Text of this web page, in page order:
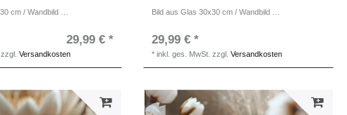
29,99 € *
zzgl.Versandkosten
29,99 € *
*inkl. ges. MwSt. zzgl.Versandkosten